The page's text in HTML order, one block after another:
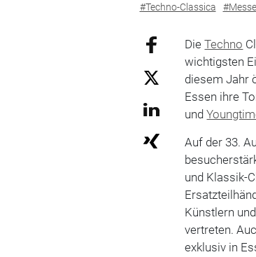
#Techno-Classica #Messe
DieTechno
wichtigsten
diesem Jahr
Essen ihre
und
Auf der 33.
und Klassik-
Künstlern
vertreten.
exklusiv in